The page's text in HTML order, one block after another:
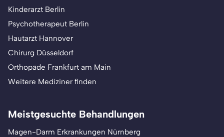
Kinderarzt Berlin
Psychotherapeut Berlin
Hautarzt Hannover
Chirurg Düsseldorf
Orthopäde Frankfurt am Main
Weitere Mediziner finden
Meistgesuchte Behandlungen
Magen-Darm Erkrankungen Nürnberg